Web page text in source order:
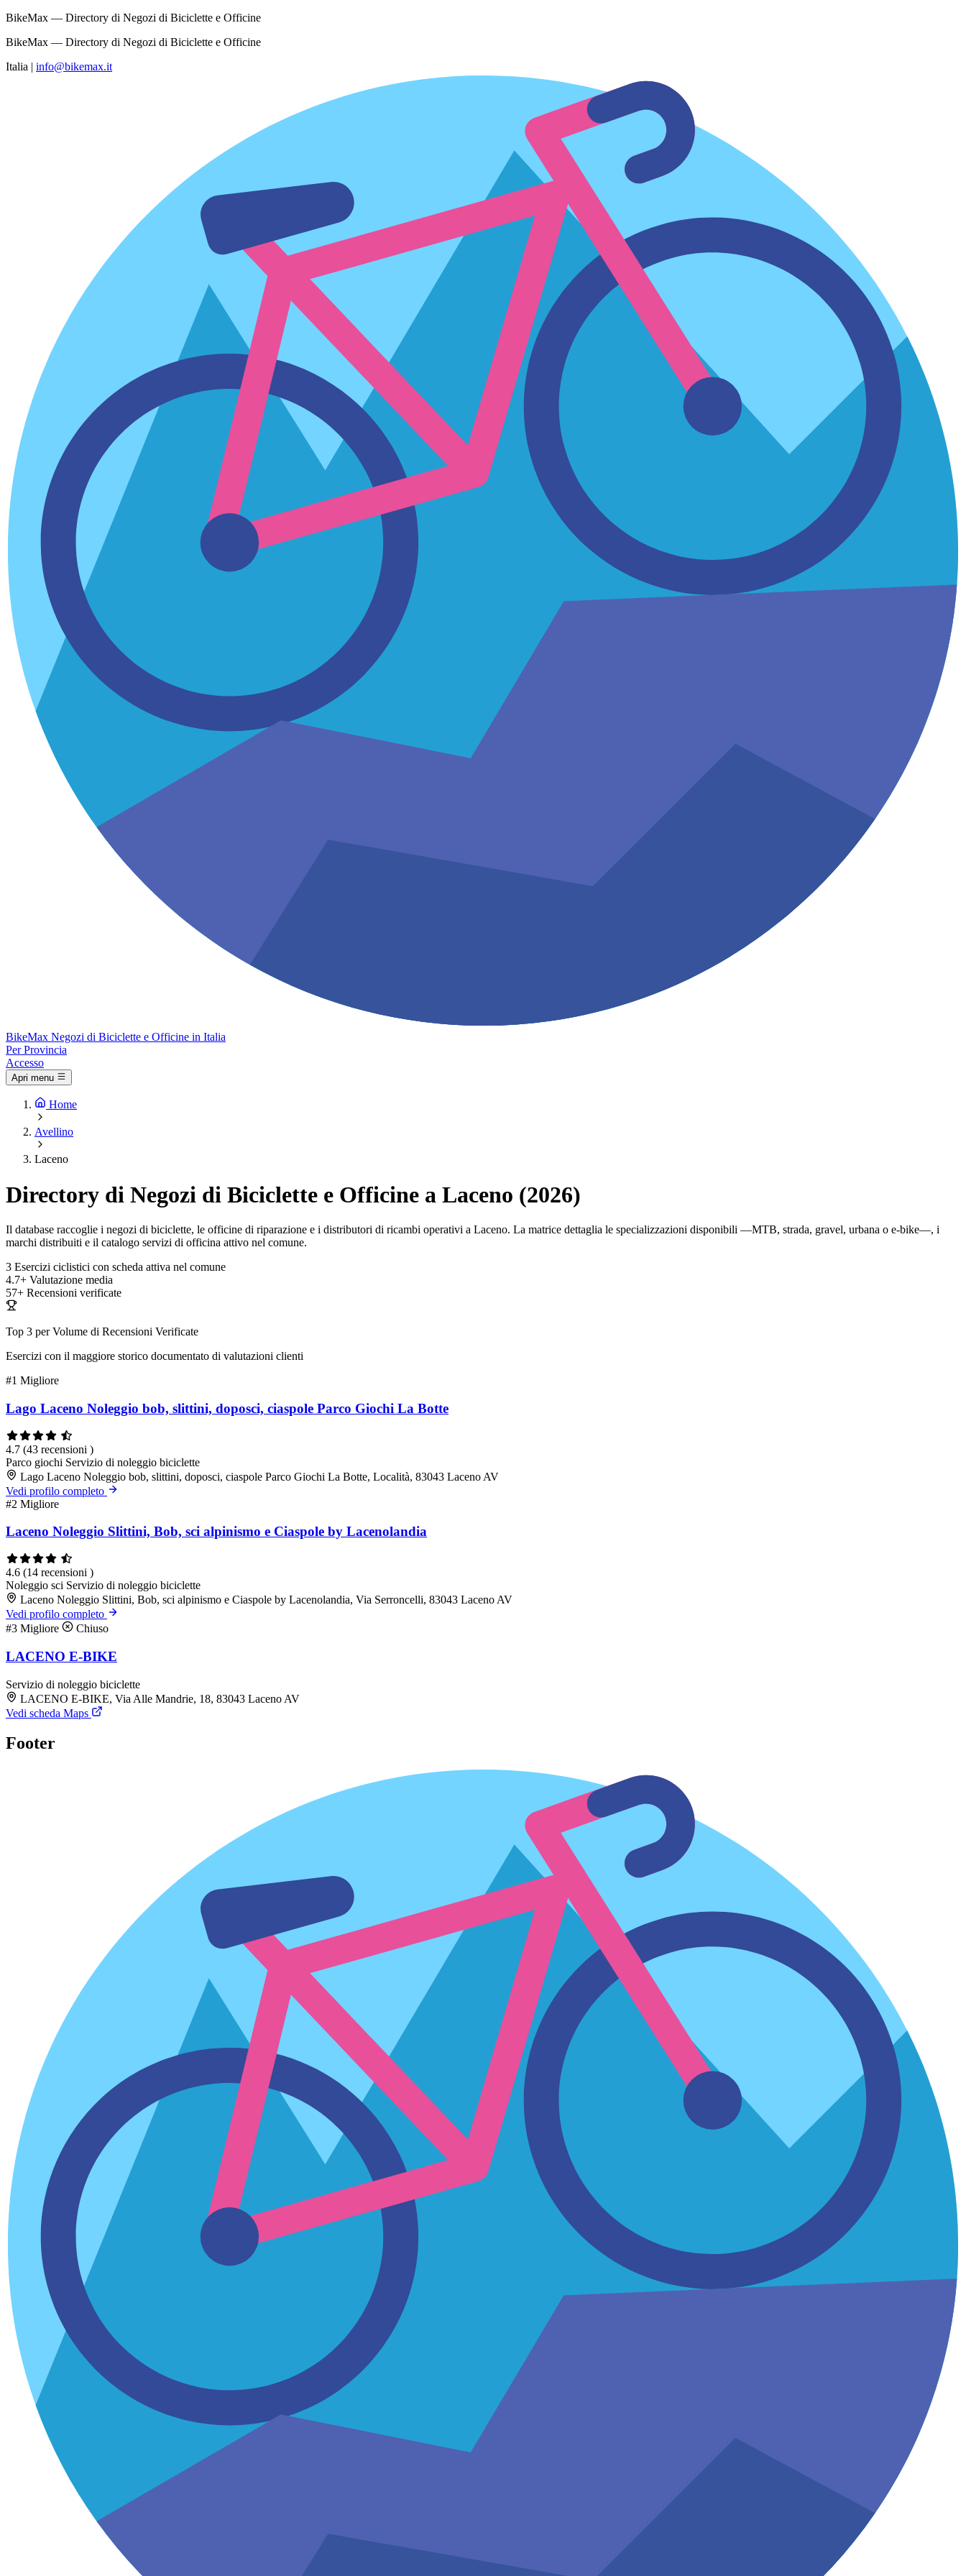
BikeMax — Directory di Negozi di Biciclette e Officine
BikeMax — Directory di Negozi di Biciclette e Officine
Italia | info@bikemax.it
BikeMax Negozi di Biciclette e Officine in Italia
Per Provincia
Accesso
Apri menu
Home
Avellino
Laceno
Directory di Negozi di Biciclette e Officine a Laceno (2026)
Il database raccoglie i negozi di biciclette, le officine di riparazione e i distributori di ricambi operativi a Laceno. La matrice dettaglia le specializzazioni disponibili —MTB, strada, gravel, urbana o e-bike—, i
marchi distribuiti e il catalogo servizi di officina attivo nel comune.
3 Esercizi ciclistici con scheda attiva nel comune
4.7+ Valutazione media
57+ Recensioni verificate
Top 3 per Volume di Recensioni Verificate
Esercizi con il maggiore storico documentato di valutazioni clienti
#1 Migliore
Lago Laceno Noleggio bob, slittini, doposci, ciaspole Parco Giochi La Botte
4.7 (43 recensioni )
Parco giochi Servizio di noleggio biciclette
Lago Laceno Noleggio bob, slittini, doposci, ciaspole Parco Giochi La Botte, Località, 83043 Laceno AV
Vedi profilo completo
#2 Migliore
Laceno Noleggio Slittini, Bob, sci alpinismo e Ciaspole by Lacenolandia
4.6 (14 recensioni )
Noleggio sci Servizio di noleggio biciclette
Laceno Noleggio Slittini, Bob, sci alpinismo e Ciaspole by Lacenolandia, Via Serroncelli, 83043 Laceno AV
Vedi profilo completo
#3 Migliore Chiuso
LACENO E-BIKE
Servizio di noleggio biciclette
LACENO E-BIKE, Via Alle Mandrie, 18, 83043 Laceno AV
Vedi scheda Maps
Footer